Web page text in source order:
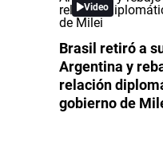
Video
Brasil retiró a
Argentina y
relación
gobierno de